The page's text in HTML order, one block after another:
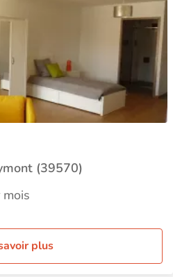
(39570)
plus